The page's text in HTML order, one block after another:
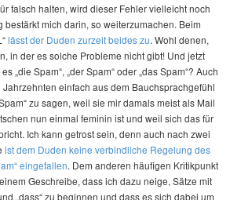
falsch halten, wird dieser Fehler vielleicht noch
bestärkt mich darin, so weiterzumachen. Beim
lässt der Duden zurzeit beides zu. Wohl denen,
in der es solche Probleme nicht gibt! Und jetzt
„die Spam“, „der Spam“ oder „das Spam“? Auch
einfach aus dem Bauchsprachgefühl
zu sagen, weil sie mir damals meist als Mail
nun einmal feminin ist und weil sich das für
Ich kann getrost sein, denn auch nach zwei
ist dem Duden keine verbindliche Regelung des
eingefallen. Dem anderen häufigen Kritikpunkt
Geschreibe, dass ich dazu neige, Sätze mit
„dass“ zu beginnen und dass es sich dabei um